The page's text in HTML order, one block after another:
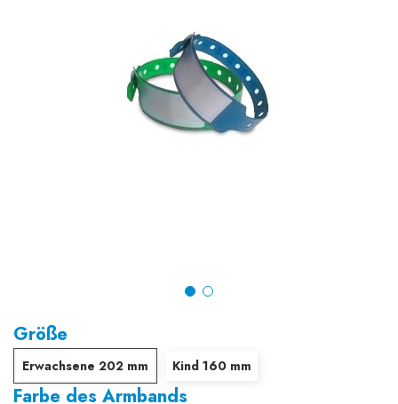
Größe
Erwachsene 202 mm Kind 160 mm
Farbe des Armbands